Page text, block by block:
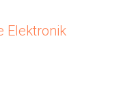
Elektronik